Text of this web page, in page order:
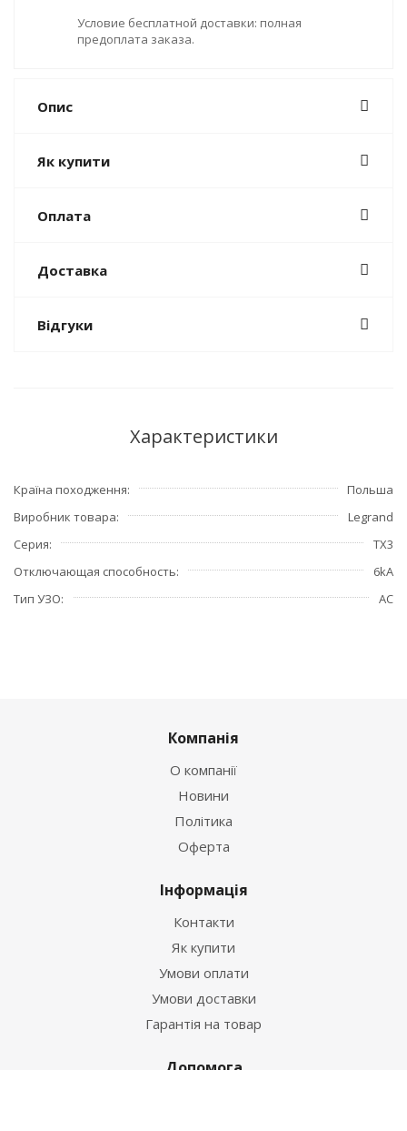
Условие бесплатной доставки: полная
предоплата заказа.
Опис
Як купити
Оплата
Доставка
Відгуки
Характеристики
Країна походження
Польша
Виробник товара
Legrand
Серия
TX3
Отключающая способность
6kA
Тип УЗО
АС
Компанія
О компанії
Новини
Політика
Оферта
Інформація
Контакти
Як купити
Умови оплати
Умови доставки
Гарантія на товар
Допомога